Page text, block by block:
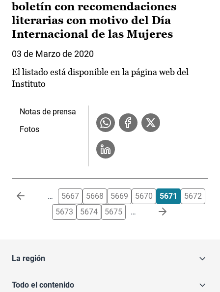
boletín con recomendaciones
literarias con motivo del Día
Internacional de las Mujeres
03 de Marzo de 2020
El listado está disponible en la página web del
Instituto
Notas de prensa
Fotos
Paginación … 5667 5668 5669 5670 5671
5672
5673
5674 5675 …
La región
Todo el contenido